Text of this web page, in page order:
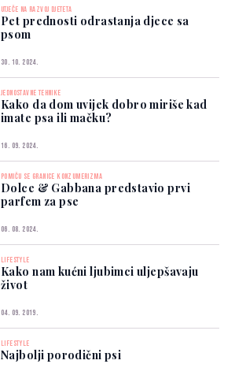
UTJEČE NA RAZVOJ DJETETA
Pet prednosti odrastanja djece sa
psom
30. 10. 2024.
JEDNOSTAVNE TEHNIKE
Kako da dom uvijek dobro miriše kad
imate psa ili mačku?
16. 09. 2024.
POMIČU SE GRANICE KONZUMERIZMA
Dolce & Gabbana predstavio prvi
parfem za pse
06. 08. 2024.
LIFESTYLE
Kako nam kućni ljubimci uljepšavaju
život
04. 09. 2019.
LIFESTYLE
Najbolji porodični psi